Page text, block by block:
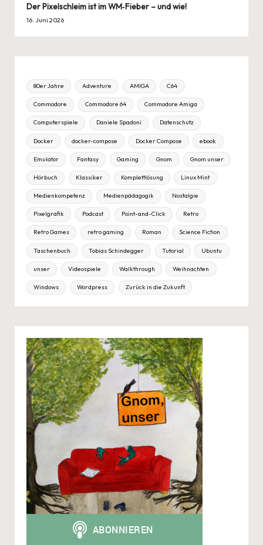
Der Pixelschleim ist im WM‑Fieber – und wie!
16. Juni 2026
80er Jahre Adventure AMIGA C64
Commodore Commodore 64 Commodore Amiga
Computerspiele Daniele Spadoni Datenschutz
Docker docker-compose Docker Compose ebook
Emulator Fantasy Gaming Gnom Gnom unser
Hörbuch Klassiker Komplettlösung Linux Mint
Medienkompetenz Medienpädagogik Nostalgie
Pixelgrafik Podcast Point-and-Click Retro
Retro Games retro gaming Roman Science Fiction
Taschenbuch Tobias Schindegger Tutorial Ubuntu
unser Videospiele Walkthrough Weihnachten
Windows Wordpress Zurück in die Zukunft